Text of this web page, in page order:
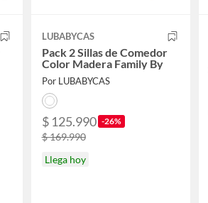
LUBABYCAS
Pack 2 Sillas de Comedor
Color Madera Family By
Por LUBABYCAS
$ 125.990 -26%
$ 169.990
Llega hoy